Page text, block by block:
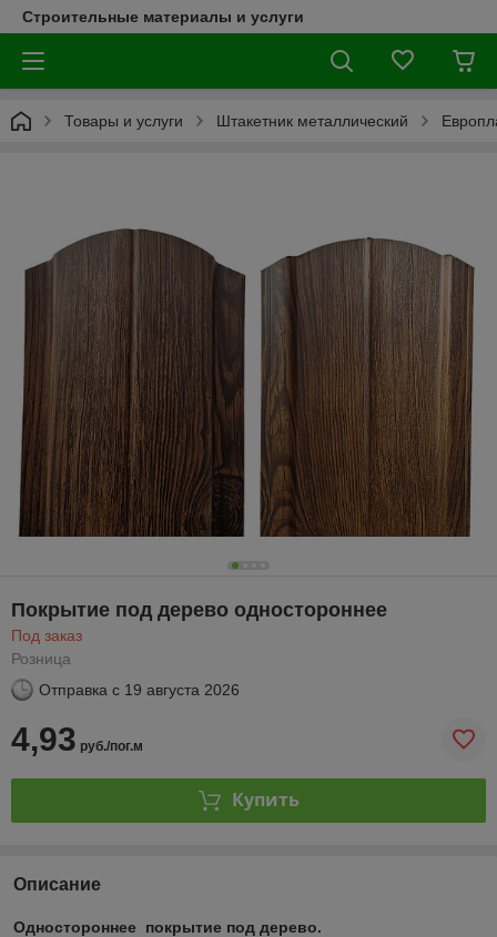
Строительные материалы и услуги
Товары и услуги Штакетник металлический
Покрытие под дерево одностороннее
Под заказ
Розница
Отправка с 19 августа 2026
4,93 руб./пог.м
Купить
Описание
Одностороннее покрытие под дерево.